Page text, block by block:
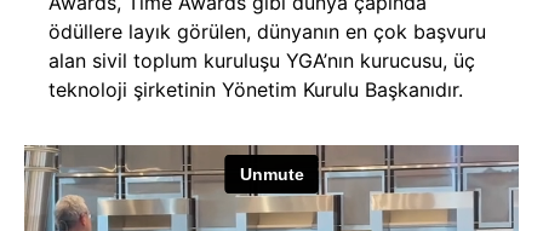
ödüllere layık görülen, dünyanın en çok başvuru
alan sivil toplum kuruluşu YGA’nın kurucusu, üç
teknoloji şirketinin Yönetim Kurulu Başkanıdır.